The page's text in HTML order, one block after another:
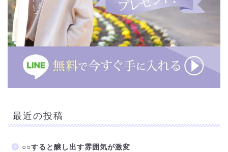
最近の投稿
○○すると醸し出す雰囲気が激変